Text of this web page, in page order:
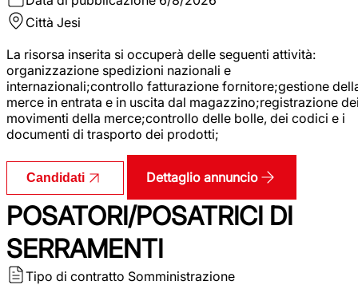
Città Jesi
La risorsa inserita si occuperà delle seguenti attività:
organizzazione spedizioni nazionali e
internazionali;controllo fatturazione fornitore;gestione
merce in entrata e in uscita dal magazzino;registrazione
movimenti della merce;controllo delle bolle, dei codici e i
documenti di trasporto dei prodotti;
Candidati Dettaglio annuncio
POSATORI/POSATRICI DI
SERRAMENTI
Tipo di contratto Somministrazione